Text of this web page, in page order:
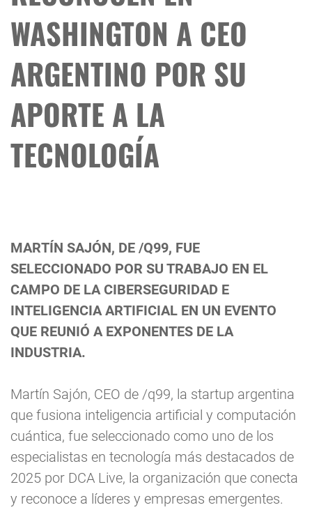
WASHINGTON A CEO
ARGENTINO POR SU
APORTE A LA
TECNOLOGÍA
MARTÍN SAJÓN, DE /Q99, FUE
SELECCIONADO POR SU TRABAJO EN EL
CAMPO DE LA CIBERSEGURIDAD E
INTELIGENCIA ARTIFICIAL EN UN EVENTO
QUE REUNIÓ A EXPONENTES DE LA
INDUSTRIA.
Martín Sajón, CEO de /q99, la startup argentina
que fusiona inteligencia artificial y computación
cuántica, fue seleccionado como uno de los
especialistas en tecnología más destacados de
2025 por DCA Live, la organización que conecta
y reconoce a líderes y empresas emergentes.